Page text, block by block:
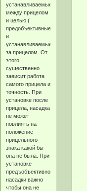
устанавливаемые
между прицелом
и целью (
предобъективные)
и
устанавливаемые
за прицелом. От
этого
существенно
зависит работа
самого прицела и
точность. При
установке после
прицела, насадка
не может
повлиять на
положение
прицельного
знака какой бы
она не была. При
установке
предъобъективной
насадки важно
чтобы она не